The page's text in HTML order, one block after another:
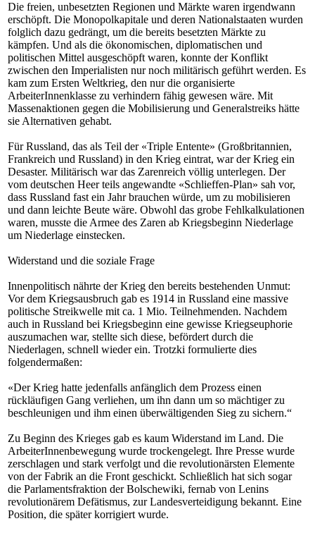
Die freien, unbesetzten Regionen und Märkte waren irgendwann
erschöpft. Die Monopolkapitale und deren Nationalstaaten wurden
folglich dazu gedrängt, um die bereits besetzten Märkte zu
kämpfen. Und als die ökonomischen, diplomatischen und
politischen Mittel ausgeschöpft waren, konnte der Konflikt
zwischen den Imperialisten nur noch militärisch geführt werden. Es
kam zum Ersten Weltkrieg, den nur die organisierte
ArbeiterInnenklasse zu verhindern fähig gewesen wäre. Mit
Massenaktionen gegen die Mobilisierung und Generalstreiks hätte
sie Alternativen gehabt.
Für Russland, das als Teil der «Triple Entente» (Großbritannien,
Frankreich und Russland) in den Krieg eintrat, war der Krieg ein
Desaster. Militärisch war das Zarenreich völlig unterlegen. Der
vom deutschen Heer teils angewandte «Schlieffen-Plan» sah vor,
dass Russland fast ein Jahr brauchen würde, um zu mobilisieren
und dann leichte Beute wäre. Obwohl das grobe Fehlkalkulationen
waren, musste die Armee des Zaren ab Kriegsbeginn Niederlage
um Niederlage einstecken.
Widerstand und die soziale Frage
Innenpolitisch nährte der Krieg den bereits bestehenden Unmut:
Vor dem Kriegsausbruch gab es 1914 in Russland eine massive
politische Streikwelle mit ca. 1 Mio. Teilnehmenden. Nachdem
auch in Russland bei Kriegsbeginn eine gewisse Kriegseuphorie
auszumachen war, stellte sich diese, befördert durch die
Niederlagen, schnell wieder ein. Trotzki formulierte dies
folgendermaßen:
«Der Krieg hatte jedenfalls anfänglich dem Prozess einen
rückläufigen Gang verliehen, um ihn dann um so mächtiger zu
beschleunigen und ihm einen überwältigenden Sieg zu sichern.“
Zu Beginn des Krieges gab es kaum Widerstand im Land. Die
ArbeiterInnenbewegung wurde trockengelegt. Ihre Presse wurde
zerschlagen und stark verfolgt und die revolutionärsten Elemente
von der Fabrik an die Front geschickt. Schließlich hat sich sogar
die Parlamentsfraktion der Bolschewiki, fernab von Lenins
revolutionärem Defätismus, zur Landesverteidigung bekannt. Eine
Position, die später korrigiert wurde.